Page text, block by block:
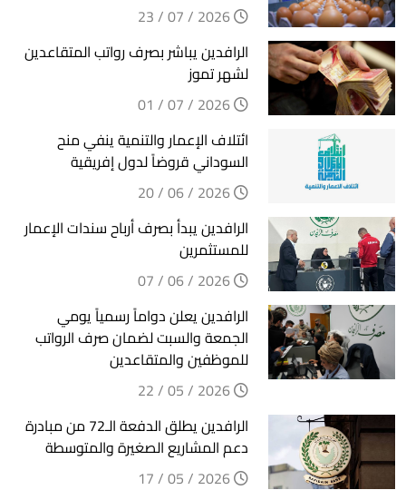
الرافدين يباشر بصرف رواتب المتقاعدين
لشهر تموز
ائتلاف الإعمار والتنمية ينفي منح
السوداني قروضاً لدول إفريقية
الرافدين يبدأ بصرف أرباح سندات الإعمار
للمستثمرين
الرافدين يعلن دواماً رسمياً يومي
الجمعة والسبت لضمان صرف الرواتب
للموظفين والمتقاعدين
الرافدين يطلق الدفعة الـ72 من مبادرة
دعم المشاريع الصغيرة والمتوسطة